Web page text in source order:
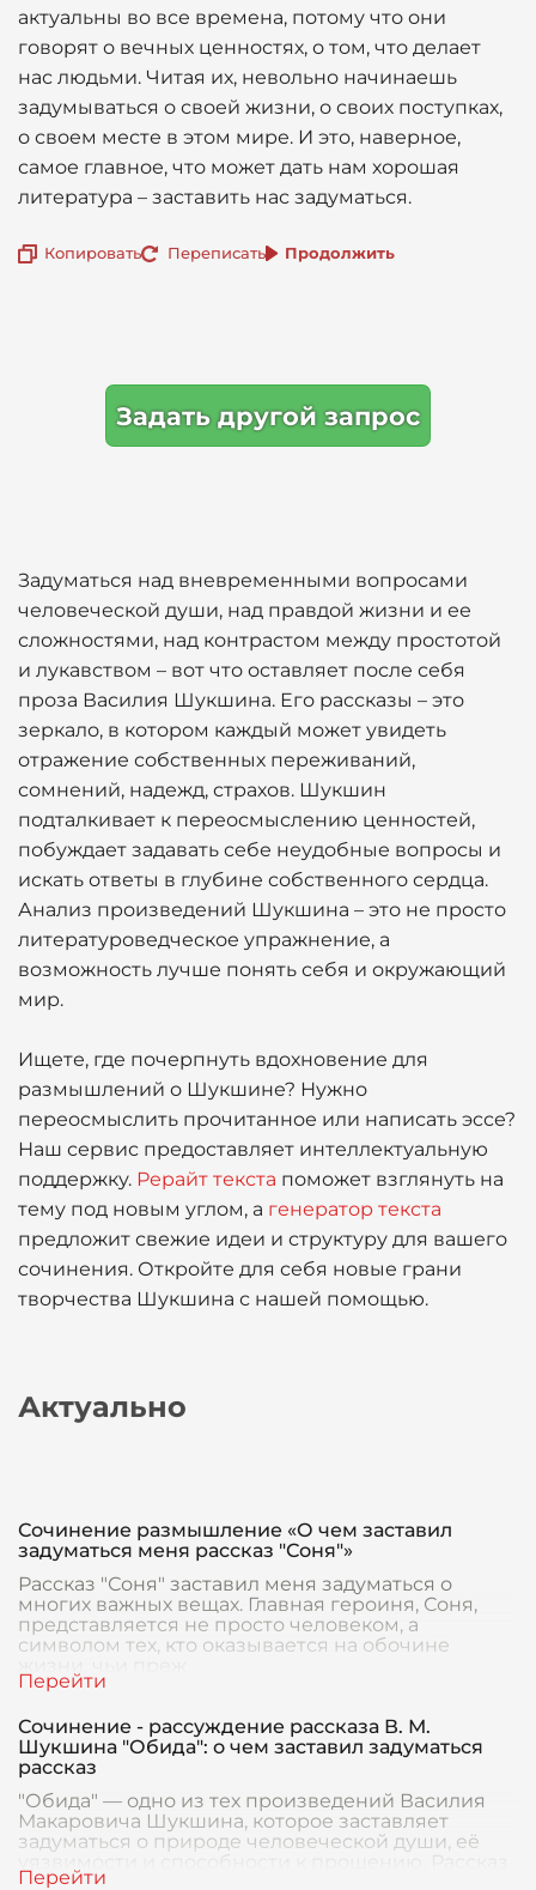
актуальны во все времена, потому что они
говорят о вечных ценностях, о том, что делает
нас людьми. Читая их, невольно начинаешь
задумываться о своей жизни, о своих поступках,
о своем месте в этом мире. И это, наверное,
самое главное, что может дать нам хорошая
литература – заставить нас задуматься.
Копировать Переписать Продолжить
Задать другой запрос
Задуматься над вневременными вопросами
человеческой души, над правдой жизни и ее
сложностями, над контрастом между простотой
и лукавством – вот что оставляет после себя
проза Василия Шукшина. Его рассказы – это
зеркало, в котором каждый может увидеть
отражение собственных переживаний,
сомнений, надежд, страхов. Шукшин
подталкивает к переосмыслению ценностей,
побуждает задавать себе неудобные вопросы и
искать ответы в глубине собственного сердца.
Анализ произведений Шукшина – это не просто
литературоведческое упражнение, а
возможность лучше понять себя и окружающий
мир.
Ищете, где почерпнуть вдохновение для
размышлений о Шукшине? Нужно
переосмыслить прочитанное или написать эссе?
Наш сервис предоставляет интеллектуальную
поддержку. Рерайт текста поможет взглянуть на
тему под новым углом, а генератор текста
предложит свежие идеи и структуру для вашего
сочинения. Откройте для себя новые грани
творчества Шукшина с нашей помощью.
Актуально
Сочинение размышление «О чем заставил
задуматься меня рассказ "Соня"»
Рассказ "Соня" заставил меня задуматься о
многих важных вещах. Главная героиня, Соня,
представляется не просто человеком, а
символом тех, кто оказывается на обочине
Сочинение - рассуждение рассказа В. М.
Шукшина "Обида": о чем заставил задуматься
рассказ
"Обида" — одно из тех произведений Василия
Макаровича Шукшина, которое заставляет
задуматься о природе человеческой души, её
уязвимости и способности к прощению. Рассказ
раскрывает